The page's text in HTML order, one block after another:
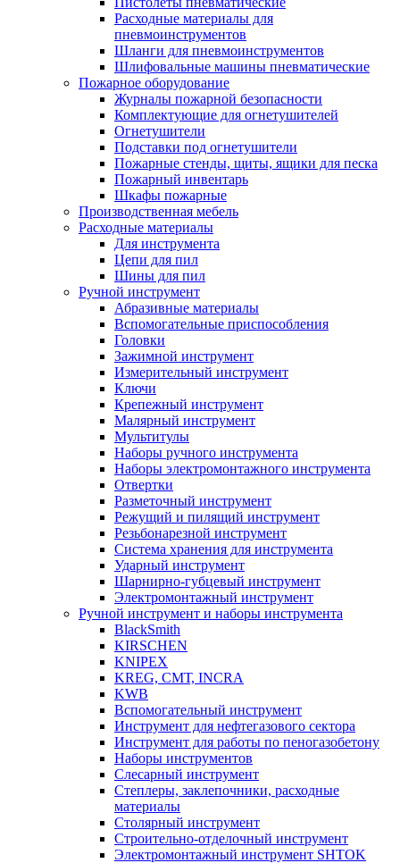
Расходные материалы для
пневмоинструментов
Шланги для пневмоинструментов
Шлифовальные машины пневматические
Пожарное оборудование
Журналы пожарной безопасности
Комплектующие для огнетушителей
Огнетушители
Подставки под огнетушители
Пожарные стенды, щиты, ящики для песка
Пожарный инвентарь
Шкафы пожарные
Производственная мебель
Расходные материалы
Для инструмента
Цепи для пил
Шины для пил
Ручной инструмент
Абразивные материалы
Вспомогательные приспособления
Головки
Зажимной инструмент
Измерительный инструмент
Ключи
Крепежный инструмент
Малярный инструмент
Мультитулы
Наборы ручного инструмента
Наборы электромонтажного инструмента
Отвертки
Разметочный инструмент
Режущий и пилящий инструмент
Резьбонарезной инструмент
Система хранения для инструмента
Ударный инструмент
Шарнирно-губцевый инструмент
Электромонтажный инструмент
Ручной инструмент и наборы инструмента
BlackSmith
KIRSCHEN
KNIPEX
KREG, СМТ, INCRA
KWB
Вспомогательный инструмент
Инструмент для нефтегазового сектора
Инструмент для работы по пеногазобетону
Наборы инструментов
Слесарный инструмент
Степлеры, заклепочники, расходные
материалы
Столярный инструмент
Строительно-отделочный инструмент
Электромонтажный инструмент SHTOK